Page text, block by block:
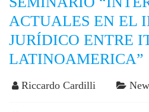
ACTUALES EN EL
JURÍDICO ENTRE
LATINOAMERICA”
Riccardo Cardilli